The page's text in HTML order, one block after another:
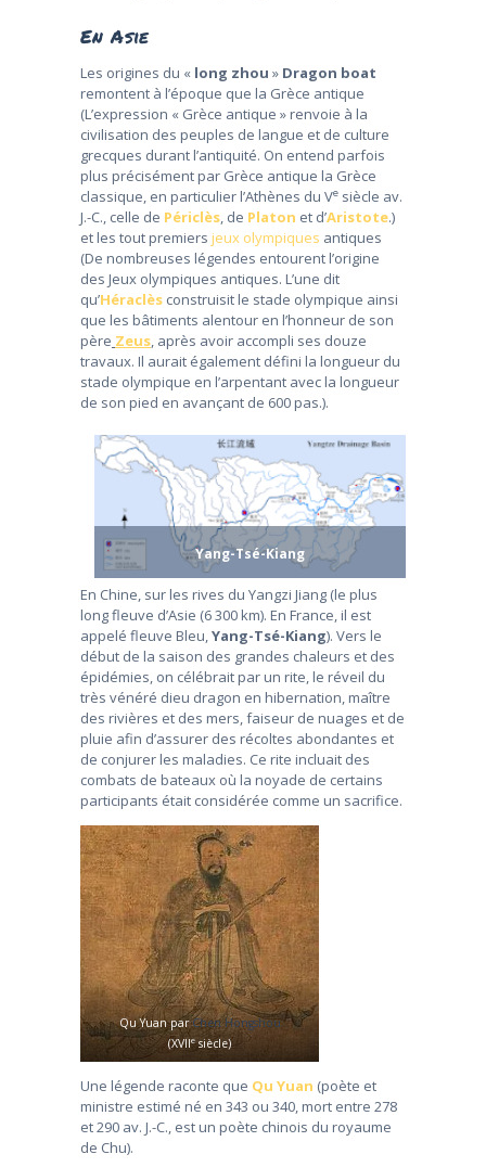
En Asie
Les origines du « long zhou » Dragon boat
remontent à l’époque que la Grèce antique
(L’expression « Grèce antique » renvoie à la
civilisation des peuples de langue et de culture
grecques durant l’antiquité. On entend parfois
plus précisément par Grèce antique la Grèce
classique, en particulier l’Athènes du Ve siècle av.
J.-C., celle de Périclès, de Platon et d’Aristote.)
et les tout premiers jeux olympiques antiques
(De nombreuses légendes entourent l’origine
des Jeux olympiques antiques. L’une dit
qu’Héraclès construisit le stade olympique ainsi
que les bâtiments alentour en l’honneur de son
père Zeus, après avoir accompli ses douze
travaux. Il aurait également défini la longueur du
stade olympique en l’arpentant avec la longueur
de son pied en avançant de 600 pas.).
Yang-Tsé-Kiang
En Chine, sur les rives du Yangzi Jiang (le plus
long fleuve d’Asie (6 300 km). En France, il est
appelé fleuve Bleu,Yang-Tsé-Kiang). Vers le
début de la saison des grandes chaleurs et des
épidémies, on célébrait par un rite, le réveil du
très vénéré dieu dragon en hibernation, maître
des rivières et des mers, faiseur de nuages et de
pluie afin d’assurer des récoltes abondantes et
de conjurer les maladies. Ce rite incluait des
combats de bateaux où la noyade de certains
participants était considérée comme un sacrifice.
Qu Yuan parChen Hongshou
(XVIIesiècle)
Une légende raconte que Qu Yuan (poète et
ministre estimé né en 343 ou 340, mort entre 278
et 290 av. J.-C., est un poète chinois du royaume
de Chu).